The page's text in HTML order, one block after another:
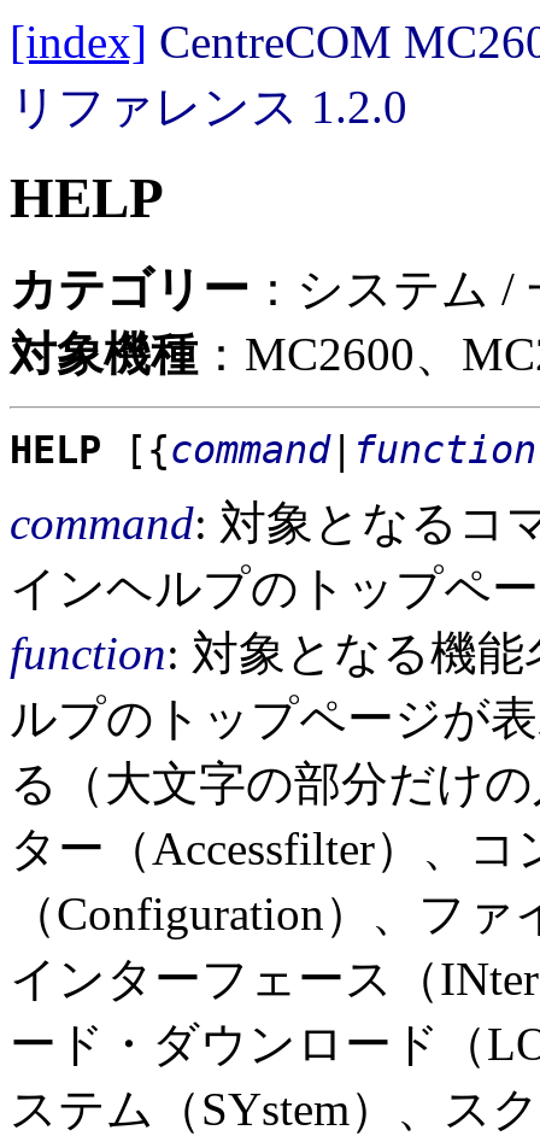
[index] CentreCOM
リファレンス 1.2.0
HELP
カテゴリー ：システム
対象機種 ：MC2600、
HELP [{command| function
command: 対象となるコ
インヘルプのトップペ
function: 対象となる機
ルプのトップページが
る（大文字の部分だけ
ター（Accessfilter）、
（Configuration）、フ
インターフェース（
ード・ダウンロード（
ステム（SYstem）、ス